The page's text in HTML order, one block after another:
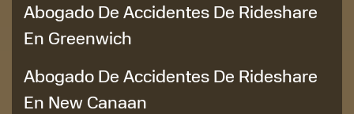
Abogado De Accidentes De Rideshare
En Greenwich
Abogado De Accidentes De Rideshare
En New Canaan